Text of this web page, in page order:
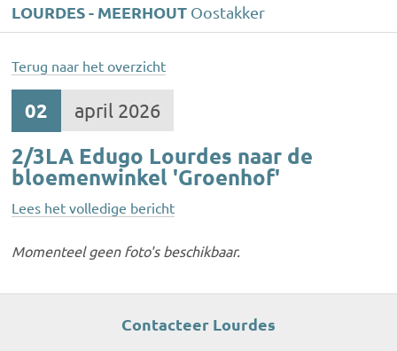
LOURDES - MEERHOUT Oostakker
Terug naar het overzicht
02 april 2026
2/3LA Edugo Lourdes naar de
bloemenwinkel 'Groenhof'
Lees het volledige bericht
Momenteel geen foto's beschikbaar.
Contacteer Lourdes